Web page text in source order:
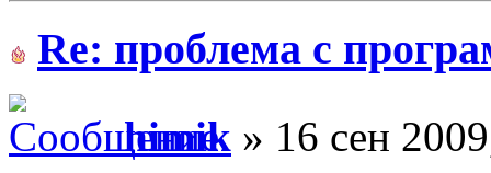
Re: проблема с
himik » 16 сен